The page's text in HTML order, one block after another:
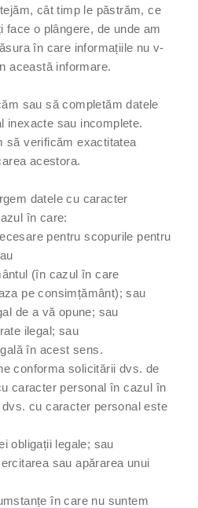
cât timp le păstrăm, ce
face o plângere, de unde am
în care informațiile nu v-
această informare.
sau să completăm datele
inexacte sau incomplete.
să verificăm exactitatea
acestora.
datele cu caracter
în care:
pentru scopurile pentru
(în cazul în care
pe consimțământ); sau
de a vă opune; sau
ilegal; sau
în acest sens.
conforma solicitării dvs. de
caracter personal în cazul în
cu caracter personal este
obligații legale; sau
sau apărarea unui
în care nu suntem